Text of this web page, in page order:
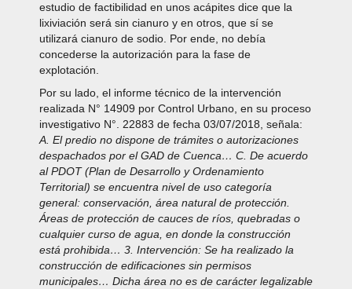
estudio de factibilidad en unos acápites dice que la
lixiviación será sin cianuro y en otros, que sí se
utilizará cianuro de sodio. Por ende, no debía
concederse la autorización para la fase de
explotación.
Por su lado, el informe técnico de la intervención
realizada N° 14909 por Control Urbano, en su proceso
investigativo N°. 22883 de fecha 03/07/2018, señala:
A. El predio no dispone de trámites o autorizaciones
despachados por el GAD de Cuenca… C. De acuerdo
al PDOT (Plan de Desarrollo y Ordenamiento
Territorial) se encuentra nivel de uso categoría
general: conservación, área natural de protección.
Áreas de protección de cauces de ríos, quebradas o
cualquier curso de agua, en donde la construcción
está prohibida… 3. Intervención: Se ha realizado la
construcción de edificaciones sin permisos
municipales… Dicha área no es de carácter legalizable